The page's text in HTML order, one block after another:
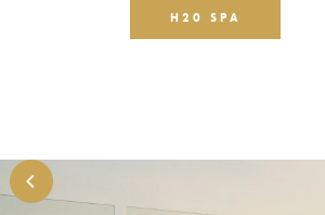
H20 SPA